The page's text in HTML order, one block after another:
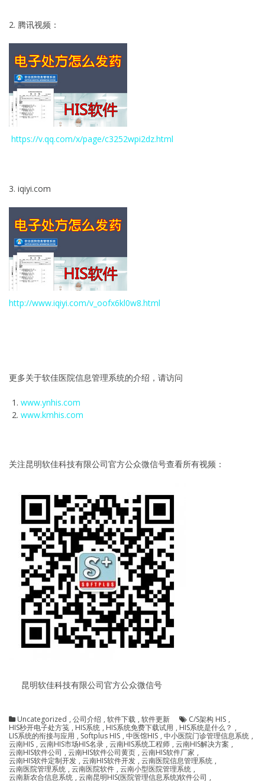
2. 腾讯视频：
https://v.qq.com/x/page/c3252wpi2dz.html
3. iqiyi.com
http://www.iqiyi.com/v_oofx6kl0w8.html
更多关于软佳医院信息管理系统的介绍，请访问
www.ynhis.com
www.kmhis.com
关注昆明软佳科技有限公司官方公众微信号查看所有视频：
昆明软佳科技有限公司官方公众微信号
Uncategorized , 公司介绍 , 软件下载 , 软件更新 C/S架构 HIS ,
HIS秒开电子处方笺 , HIS系统 , HIS系统免费下载试用 , HIS系统是什么？ ,
LIS系统的衔接与应用 , Softplus HIS , 中医馆HIS , 中小医院门诊管理信息系统 ,
云南HIS , 云南HIS市场HIS名录 , 云南HIS系统工程师 , 云南HIS解决方案 ,
云南HIS软件公司 , 云南HIS软件公司黄页 , 云南HIS软件厂家 ,
云南HIS软件定制开发 , 云南HIS软件开发 , 云南医院信息管理系统 ,
云南医院管理系统 , 云南医院软件 , 云南小型医院管理系统 ,
云南新农合信息系统 , 云南昆明HIS(医院管理信息系统)软件公司 ,